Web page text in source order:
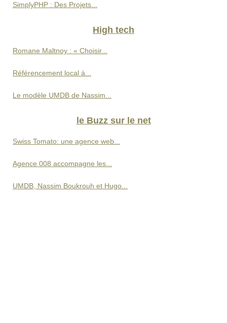
SimplyPHP : Des Projets...
High tech
Romane Maltnoy : « Choisir...
Référencement local à...
Le modèle UMDB de Nassim...
le Buzz sur le net
Swiss Tomato: une agence web...
Agence 008 accompagne les...
UMDB, Nassim Boukrouh et Hugo...